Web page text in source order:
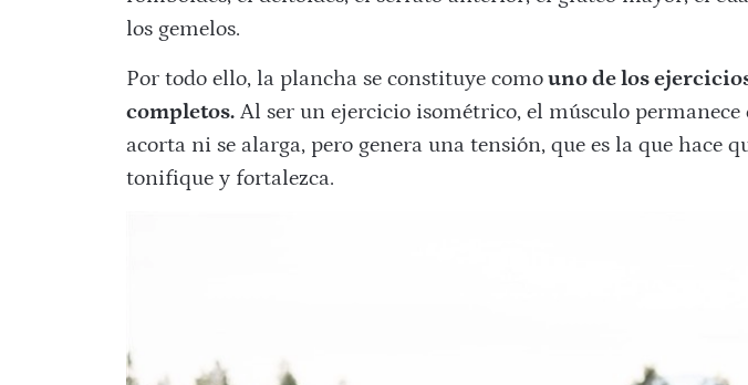
los gemelos.
Por todo ello, la plancha se constituye comouno de los
completos.Al ser un ejercicio isométrico, el músculo permanece
acorta ni se alarga, pero genera una tensión, que es la que hace
tonifique y fortalezca.